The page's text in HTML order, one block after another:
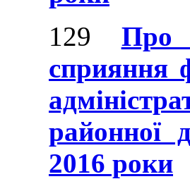
129 Про
сприяння
районної
2016 роки